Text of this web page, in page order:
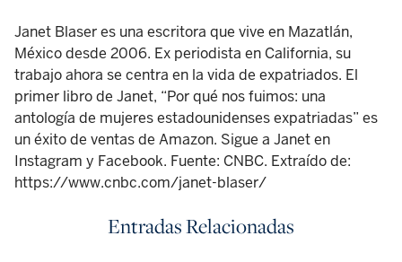
Janet Blaser es una escritora que vive en Mazatlán,
México desde 2006. Ex periodista en California, su
trabajo ahora se centra en la vida de expatriados. El
primer libro de Janet, “Por qué nos fuimos: una
antología de mujeres estadounidenses expatriadas” es
un éxito de ventas de Amazon. Sigue a Janet en
Instagram y Facebook. Fuente: CNBC. Extraído de:
https://www.cnbc.com/janet-blaser/
Entradas Relacionadas